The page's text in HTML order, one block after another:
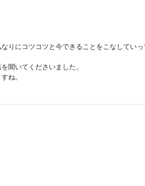
りにコツコツと今できることをこなしてい
聞いてくださいました。
ね。